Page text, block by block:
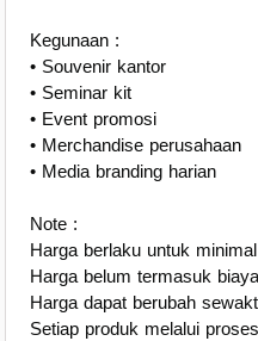
Kegunaan :
• Souvenir kantor
• Seminar kit
• Event promosi
• Merchandise perusahaan
• Media branding harian
Note :
Harga berlaku untuk
Harga belum termasuk
Harga dapat berubah
Setiap produk melalui